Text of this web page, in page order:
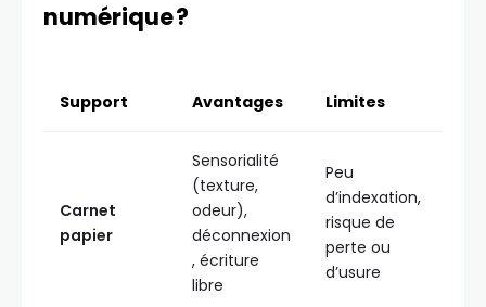
numérique ?
Support Avantages Limites
Carnet
papier
Sensorialité
(texture,
odeur),
déconnexion
, écriture
libre
Peu
d’indexation,
risque de
perte ou
d’usure